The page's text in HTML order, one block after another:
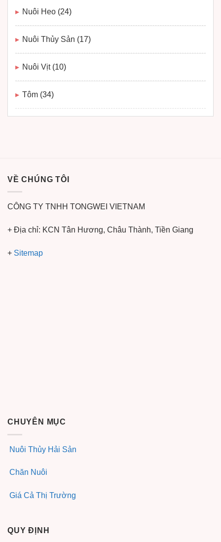
Nuôi Heo (24)
Nuôi Thủy Sản (17)
Nuôi Vịt(10)
Tôm (34)
VỀ CHÚNG TÔI
CÔNG TY TNHH TONGWEI VIETNAM
+ Địa chỉ: KCN Tân Hương, Châu Thành, Tiền Giang
+ Sitemap
CHUYÊN MỤC
Nuôi Thủy Hải Sản
Chăn Nuôi
Giá Cả Thị Trường
QUY ĐỊNH